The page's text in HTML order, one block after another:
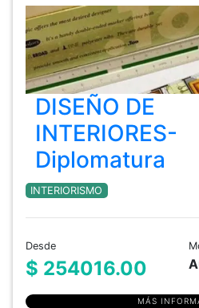
DISEÑO DE
INTERIORES-
Diplomatura
INTERIORISMO
Desde
$ 254016.00
MÁS